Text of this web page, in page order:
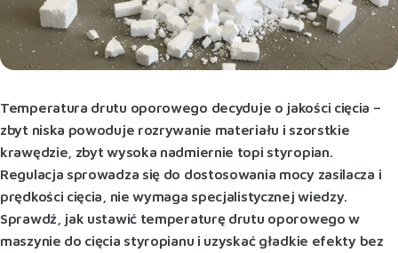
Temperatura drutu oporowego decyduje o jakości cięcia –
zbyt niska powoduje rozrywanie materiału i szorstkie
krawędzie, zbyt wysoka nadmiernie topi styropian.
Regulacja sprowadza się do dostosowania mocy zasilacza i
prędkości cięcia, nie wymaga specjalistycznej wiedzy.
Sprawdź, jak ustawić temperaturę drutu oporowego w
maszynie do cięcia styropianu i uzyskać gładkie efekty bez